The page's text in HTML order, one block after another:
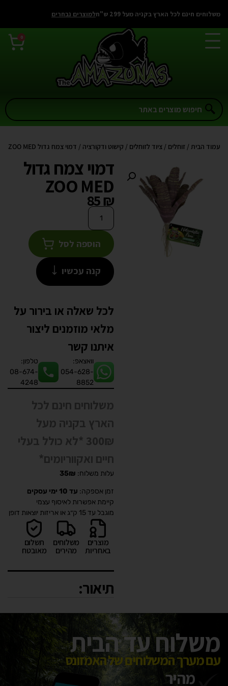
משלוחים חינם לכל הארץ בקניה מעל 299 ש"ח למוצרים נבחרים
0
עמוד הבית / זוחלים / ציוד לזוחלים / קישוט ודקורציה / דמוי צמח גדול ZOO MED
דמוי צמח גדול
ZOO MED
85₪
הוספה לסל
קנה עכשיו
לכל שאלה או בירור על
מלאי מוזמנים ליצור
איתנו קשר
וואצאפ:
054-628-
8852
טלפון:
08-674-
4248
משלוחים חינם לכל
הארץ בקניה מעל
300₪ *לא כולל בעלי
חיים ואקווריומים*
עלות משלוח: 35₪
זמן אספקה: עד 10 ימי עסקים
קיימת אפשרות לאיסוף עצמי
מוגבל עד 15 ק״ג או אריזות יוצאות דופן
מוצרים
באחריות
משלוחים
מהירים
תשלום
מאובטח
תיאור:
משלוח עד הבית
עם מערך המשלוחים של האמזונס
מהיר